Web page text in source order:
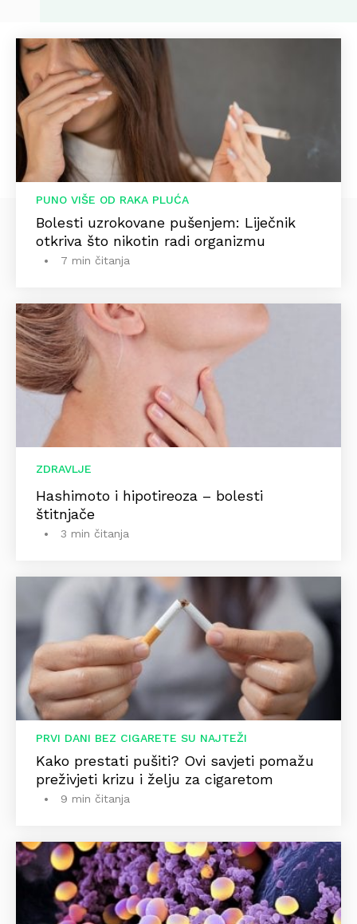
PUNO VIŠE OD RAKA PLUĆA
Bolesti uzrokovane pušenjem: Liječnik
otkriva što nikotin radi organizmu
7 min čitanja
ZDRAVLJE
Hashimoto i hipotireoza – bolesti
štitnjače
3 min čitanja
PRVI DANI BEZ CIGARETE SU NAJTEŽI
Kako prestati pušiti? Ovi savjeti pomažu
preživjeti krizu i želju za cigaretom
9 min čitanja